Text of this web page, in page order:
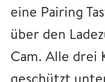
eine Pairing
über den
Cam. Alle drei
geschützt